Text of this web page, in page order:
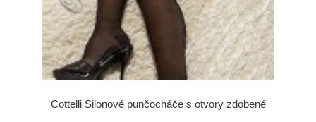
Cottelli Silonové punčocháče s otvory zdobené